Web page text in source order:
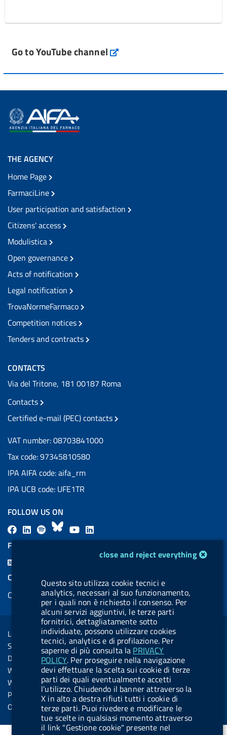
Go to YouTube channel
cookie management moduleclose and reject everything
Questo sito utilizza cookie tecnici e
analytics, necessari al suo funzionamento,
per i quali non è richiesto il consenso. Per
alcuni servizi aggiuntivi, le terze parti
fornitrici, dettagliatamente sotto
individuate, possono utilizzare cookies
tecnici, analytics e di profilazione. Per
saperne di più consulta la PRIVACY
POLICY. Per proseguire nella navigazione
devi effettuare la scelta sui cookie di terze
parti dei quali eventualmente accetti
l’utilizzo. Chiudendo il banner attraverso la
X in alto a destra rifiuti tutti i cookie di
terze parti. Puoi rivedere e modificare le
tue scelte in qualsiasi momento attraverso
il link "Gestione cookie" presente nel
THE AGENCY
Home Page
FarmaciLine
User participation and satisfaction
Citizens' access
Modulistica
Open governance
Acts of notification
Legal notification
TrovaNormeFarmaco
Competition notices
Tenders and contracts
CONTACTS
Via del Tritone, 181 00187 Roma
Contacts
Certified e-mail (PEC) contacts
VAT number: 08703841000
Tax code: 97345810580
IPA AIFA code: aifa_rm
IPA UCB code: UFE1TR
FOLLOW US ON
F
a
L
i
a
l
.
b
u
t
t
o
n
.
s
p
B
l
s
k
y
Y
o
u
b
e
i
e
d
i
n
FEED RSS
COOKIES
Cookie management
Sezione Link Utili
Legal notice
Social Media Policy
Dichiarazione di accessibilità
Web accessibility
Website statistics
Privacy
Online services